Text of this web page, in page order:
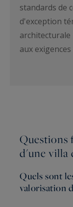
standards de
d'exception
aux
Questions
d'une villa
Quels sont
valorisation